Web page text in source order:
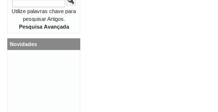
Utilize palavras chave para
pesquisar Artigos.
Pesquisa Avançada
Novidades